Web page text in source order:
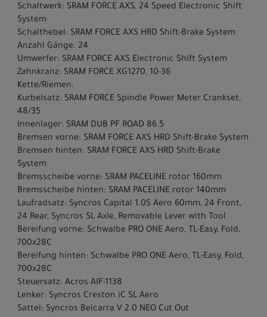
Schaltwerk: SRAM FORCE AXS, 24 Speed Electronic Shift
System
Schalthebel: SRAM FORCE AXS HRD Shift-Brake System
Anzahl Gänge: 24
Umwerfer: SRAM FORCE AXS Electronic Shift System
Zahnkranz: SRAM FORCE XG1270, 10-36
Kette/Riemen:
Kurbelsatz: SRAM FORCE Spindle Power Meter Crankset,
48/35
Innenlager: SRAM DUB PF ROAD 86.5
Bremsen vorne: SRAM FORCE AXS HRD Shift-Brake System
Bremsen hinten: SRAM FORCE AXS HRD Shift-Brake
System
Bremsscheibe vorne: SRAM PACELINE rotor 160mm
Bremsscheibe hinten: SRAM PACELINE rotor 140mm
Laufradsatz: Syncros Capital 1.0S Aero 60mm, 24 Front,
24 Rear, Syncros SL Axle, Removable Lever with Tool
Bereifung vorne: Schwalbe PRO ONE Aero, TL-Easy, Fold,
700x28C
Bereifung hinten: Schwalbe PRO ONE Aero, TL-Easy, Fold,
700x28C
Steuersatz: Acros AIF-1138
Lenker: Syncros Creston iC SL Aero
Sattel: Syncros Belcarra V 2.0 NEO Cut Out